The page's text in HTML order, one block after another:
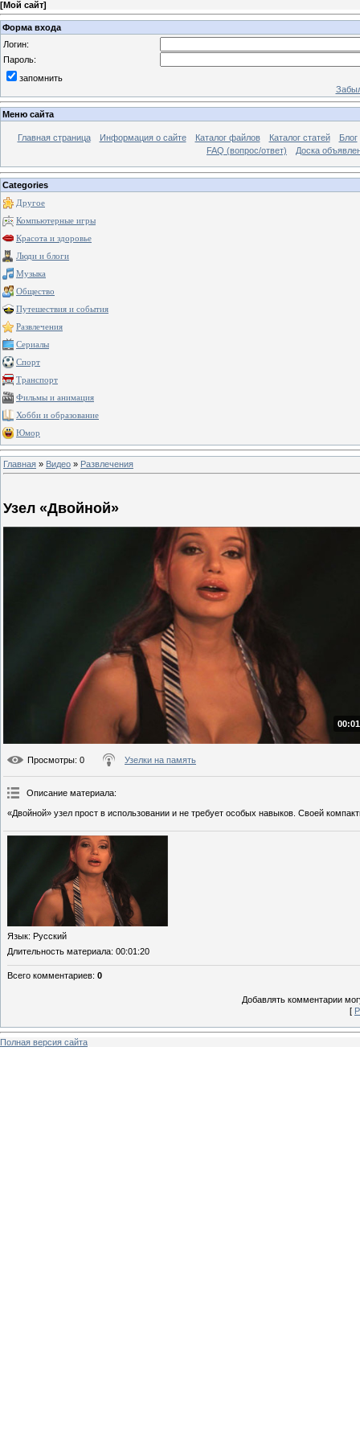
[Мой сайт]
Форма входа
Логин:
Пароль:
запомнить
Меню сайта
Главная страница Информация о сайте Каталог файлов Каталог статей
Блог
FAQ (вопрос/ответ)
Доска
Categories
Другое
Компьютерные игры
Красота и здоровье
Люди и блоги
Музыка
Общество
Путешествия и события
Развлечения
Сериалы
Спорт
Транспорт
Фильмы и анимация
Хобби и образование
Юмор
Главная » Видео » Развлечения
Узел «Двойной»
Просмотры: 0 Узелки на память
Описание материала:
«Двойной» узел прост в использовании и не требует особых навыков. Своей
Язык: Русский
Длительность материала: 00:01:20
Всего комментариев: 0
Добавлять комментарии
[
Полная версия сайта